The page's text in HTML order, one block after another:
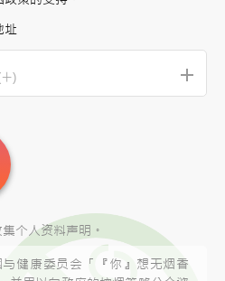
址
+
个人资料声明。
健康委员会「『你』想无烟香